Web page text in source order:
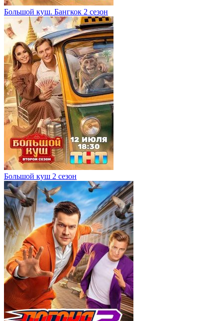
Большой куш. Бангкок 2 сезон
Большой куш 2 сезон